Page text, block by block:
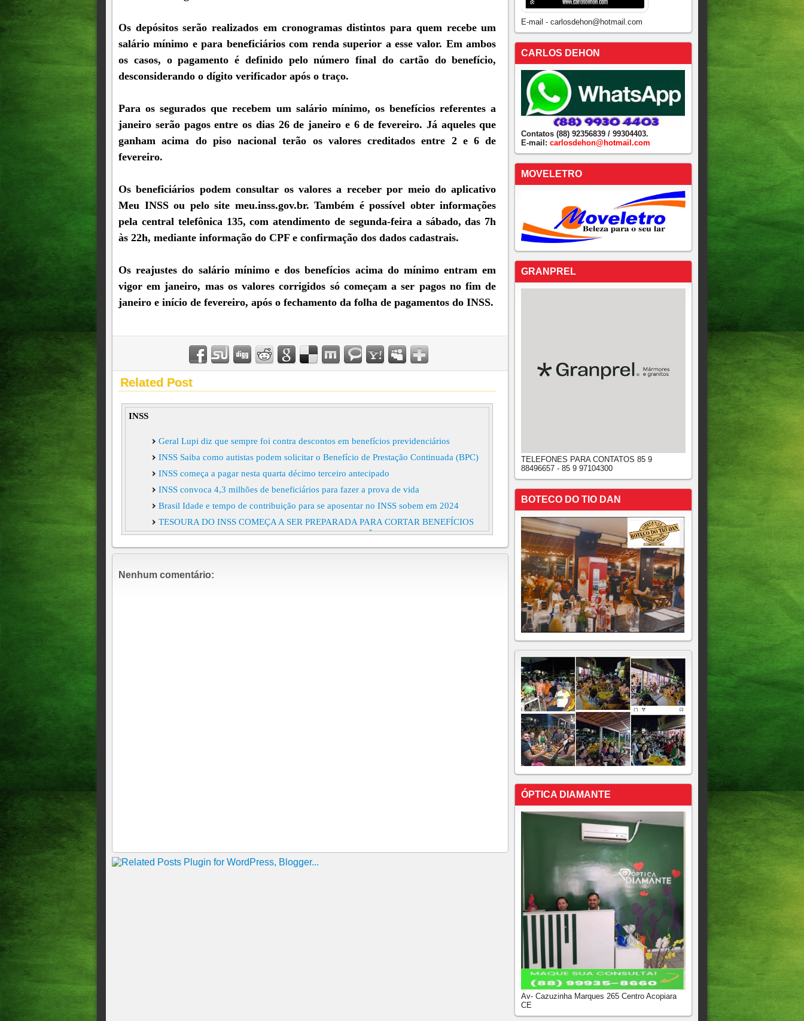
Os depósitos serão realizados em cronogramas distintos para quem recebe um
salário mínimo e para beneficiários com renda superior a esse valor. Em ambos
os casos, o pagamento é definido pelo número final do cartão do benefício,
desconsiderando o dígito verificador após o traço.
Para os segurados que recebem um salário mínimo, os benefícios referentes a
janeiro serão pagos entre os dias 26 de janeiro e 6 de fevereiro. Já aqueles que
ganham acima do piso nacional terão os valores creditados entre 2 e 6 de
fevereiro.
Os beneficiários podem consultar os valores a receber por meio do aplicativo
Meu INSS ou pelo site meu.inss.gov.br. Também é possível obter informações
pela central telefônica 135, com atendimento de segunda-feira a sábado, das 7h
às 22h, mediante informação do CPF e confirmação dos dados cadastrais.
Os reajustes do salário mínimo e dos benefícios acima do mínimo entram em
vigor em janeiro, mas os valores corrigidos só começam a ser pagos no fim de
janeiro e início de fevereiro, após o fechamento da folha de pagamentos do INSS.
Related Post
INSS
Geral Lupi diz que sempre foi contra descontos em benefícios previdenciários
INSS Saiba como autistas podem solicitar o Benefício de Prestação Continuada (BPC)
INSS começa a pagar nesta quarta décimo terceiro antecipado
INSS convoca 4,3 milhões de beneficiários para fazer a prova de vida
Brasil Idade e tempo de contribuição para se aposentar no INSS sobem em 2024
TESOURA DO INSS COMEÇA A SER PREPARADA PARA CORTAR BENEFÍCIOS
IRREGULARES E DIMINUIR DESPESAS DA PREVIDÊNCIA SOCIAL
INSS: ministério pode pagar até R$ 4.500 de bônus para servidores Governo prepara
Julgamento da revisão da vida toda do INSS no STF é marcado para quarta-feira, 23
Nenhum comentário:
E-mail - carlosdehon@hotmail.com
CARLOS DEHON
Contatos (88) 92356839 / 99304403.
E-mail: carlosdehon@hotmail.com
MOVELETRO
GRANPREL
TELEFONES PARA CONTATOS 85 9
88496657 - 85 9 97104300
BOTECO DO TIO DAN
ÓPTICA DIAMANTE
Av- Cazuzinha Marques 265 Centro Acopiara
CE